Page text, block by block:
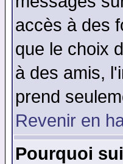
accès à des
que le choix
à des amis,
prend
Revenir en
Pourquoi